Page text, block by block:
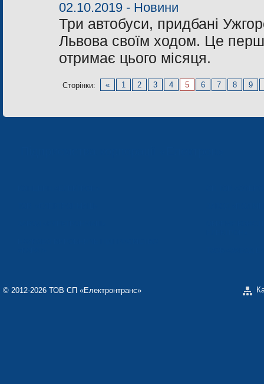
02.10.2019 - Новини
Три автобуси, придбані
Львова своїм ходом. Це
отримає цього місяця.
Сторінки: « 1 2 3 4 5 6 7 8 9
© 2012-2026 ТОВ СП «Електронтранс»